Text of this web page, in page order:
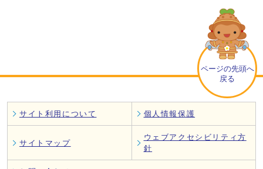
ページの先頭へ
戻る
サイト利用について 個人情報保護
サイトマップ
ウェブアクセシビリティ方
針